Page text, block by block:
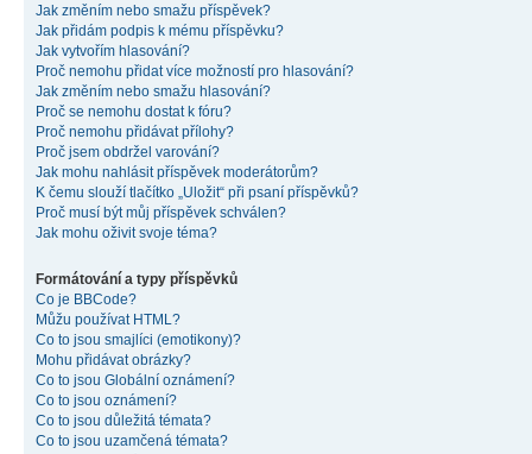
Jak změním nebo smažu příspěvek?
Jak přidám podpis k mému příspěvku?
Jak vytvořím hlasování?
Proč nemohu přidat více možností pro hlasování?
Jak změním nebo smažu hlasování?
Proč se nemohu dostat k fóru?
Proč nemohu přidávat přílohy?
Proč jsem obdržel varování?
Jak mohu nahlásit příspěvek moderátorům?
K čemu slouží tlačítko „Uložit“ při psaní příspěvků?
Proč musí být můj příspěvek schválen?
Jak mohu oživit svoje téma?
Formátování a typy příspěvků
Co je BBCode?
Můžu používat HTML?
Co to jsou smajlíci (emotikony)?
Mohu přidávat obrázky?
Co to jsou Globální oznámení?
Co to jsou oznámení?
Co to jsou důležitá témata?
Co to jsou uzamčená témata?